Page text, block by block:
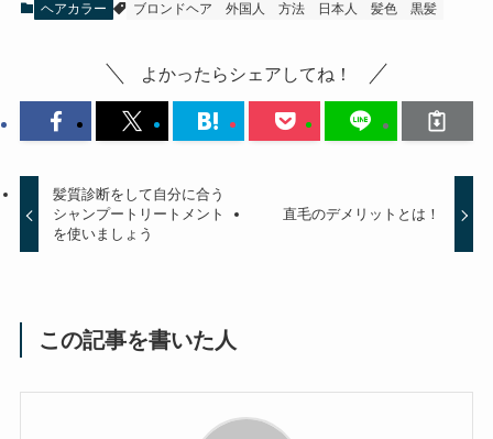
ヘアカラー ブロンドヘア 外国人 方法 日本人 髪色 黒髪
よかったらシェアしてね！
髪質診断をして自分に合う
シャンプートリートメント
を使いましょう
直毛のデメリットとは！
この記事を書いた人